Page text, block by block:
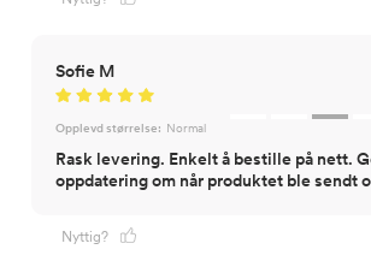
Sofie M
Opplevd størrelse: Normal
Rask levering. Enkelt å bestille på nett.
oppdatering om når produktet ble sendt
Nyttig?